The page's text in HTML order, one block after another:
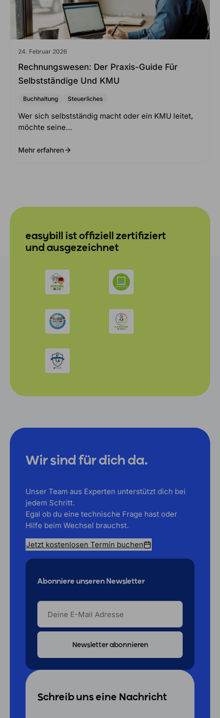
24. Februar 2026
Rechnungswesen: Der Praxis-Guide Für
Selbstständige Und KMU
Buchhaltung Steuerliches
Wer sich selbstständig macht oder ein KMU leitet,
möchte seine…
Mehr erfahren
easybill ist offiziell zertifiziert
und ausgezeichnet
Wir sind für dich da.
Unser Team aus Experten unterstützt dich bei
jedem Schritt.
Egal ob du eine technische Frage hast oder
Hilfe beim Wechsel brauchst.
Jetzt kostenlosen Termin buchen
Abonniere unseren Newsletter
DEINE
MAIL
ADRESSE
Schreib uns eine Nachricht